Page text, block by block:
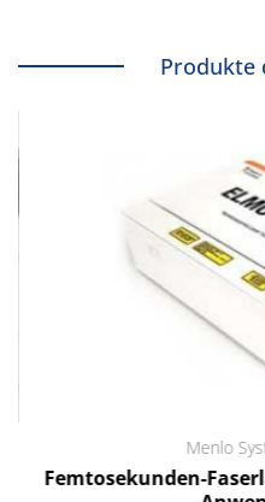
Produkte
Menlo
Femtosekunden-